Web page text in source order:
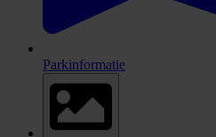
Parkinformatie